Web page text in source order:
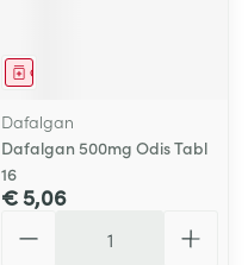
Geneesmiddel
Dafalgan
Dafalgan 500mg Odis Tabl
16
€ 5,06